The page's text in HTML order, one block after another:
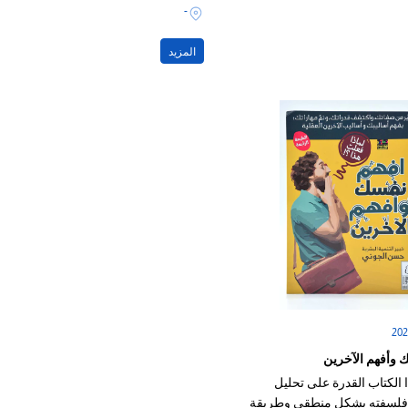
بشكل خاص
بقرارٍ واحدٍ
-
المزيد
وأفهم الآخرين
الكتاب القدرة على تحليل
بشكل منطقي وطريقة